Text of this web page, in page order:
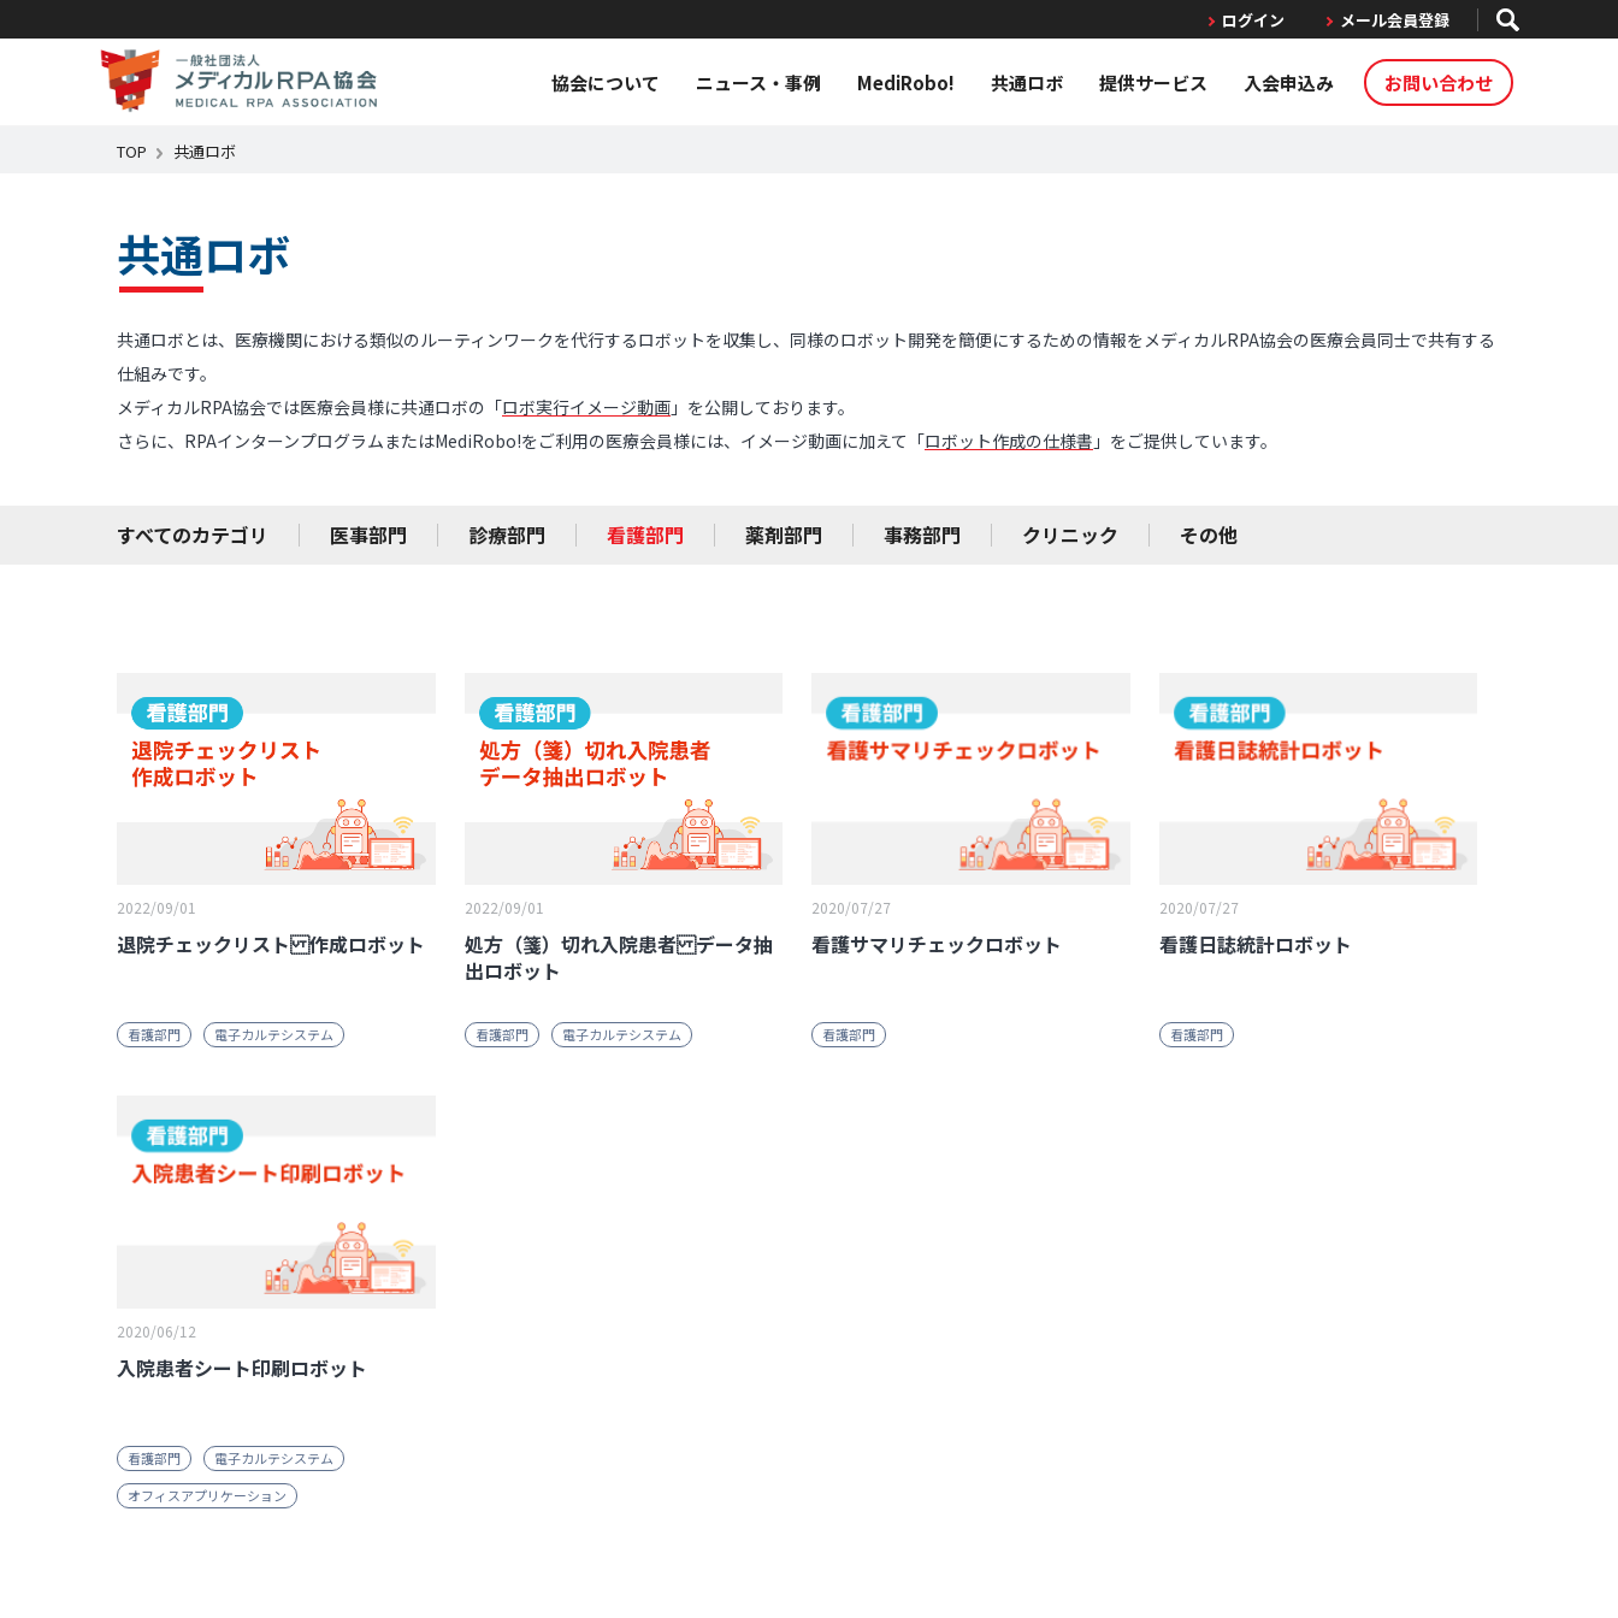
協会について ニュース・事例 MediRobo! 共通ロボ 提供サービス 入会申込み お問い合わせ
ログイン メール会員登録
TOP 共通ロボ
共通ロボ
共通ロボとは、医療機関における類似のルーティンワークを代行するロボットを収集し、同様のロボット開発を簡便にするための情報をメディカルRPA協会の医療会員同士で共有する
仕組みです。
メディカルRPA協会では医療会員様に共通ロボの「ロボ実行イメージ動画 」を公開しております。
さらに、RPAインターンプログラムまたはMediRobo!をご利用の医療会員様には、イメージ動画に加えて「ロボット作成の仕様書 」をご提供しています。
すべてのカテゴリ 医事部門 診療部門 看護部門 薬剤部門 事務部門 クリニック その他
2022/09/01
退院チェックリスト 作成ロボット
看護部門 電子カルテシステム
2022/09/01
処方（箋）切れ入院患者 データ抽
出ロボット
看護部門 電子カルテシステム
2020/07/27
看護サマリチェックロボット
看護部門
2020/07/27
看護日誌統計ロボット
看護部門
2020/06/12
入院患者シート印刷ロボット
看護部門
電子カルテシステム
オフィスアプリケーション